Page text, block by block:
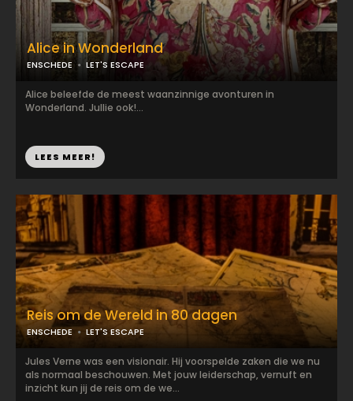
Alice in Wonderland
ENSCHEDE LET'S ESCAPE
Alice beleefde de meest waanzinnige avonturen in
Wonderland. Jullie ook!...
LEES MEER!
Reis om de Wereld in 80 dagen
ENSCHEDE LET'S ESCAPE
Jules Verne was een visionair. Hij voorspelde zaken die we nu
als normaal beschouwen. Met jouw leiderschap, vernuft en
inzicht kun jij de reis om de we...